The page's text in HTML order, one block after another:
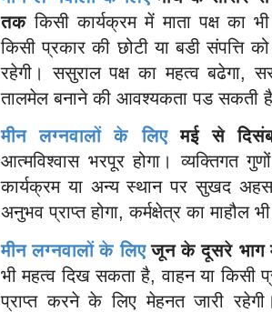
तक किसी कार्यक्रम में माता पक्ष का
किसी प्रकार की छोटी या बडी संपत्ति
रहेगी। ससुराल पक्ष का महत्व बढेगा,
तालमेल बनाने की आवश्यकता पड सकती
मीन लग्नवालों के लिएमई से
आत्मविश्वास भरपूर होगा। व्यक्तिगत
कार्यक्रम या अन्य स्थान पर सुखद
अनुभव प्राप्त होगा, कर्मक्षेत्र का माहौल
मीन लग्नवालों के लिएजून के दूसरे
भी महत्व दिख सकता है, वाहन या किसी
प्राप्त करने के लिए मेहनत जारी